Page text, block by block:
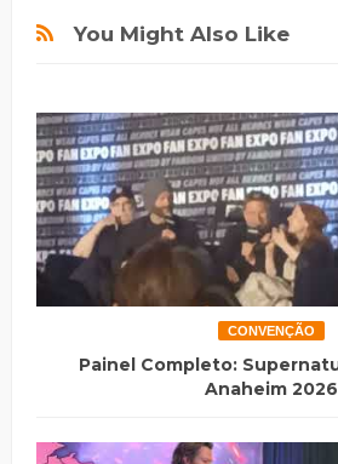
You Might Also Like
CONVENÇÃO
Painel Completo:
Anaheim 2026